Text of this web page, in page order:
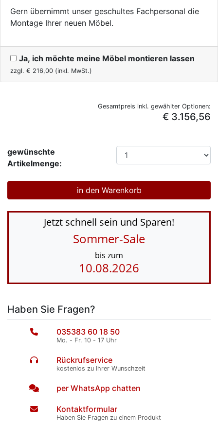
Gern übernimmt unser geschultes Fachpersonal die
Montage Ihrer neuen Möbel.
Ja, ich möchte meine Möbel montieren lassen
zzgl. € 216,00 (inkl. MwSt.)
Gesamtpreis inkl. gewählter Optionen:
€ 3.156,56
gewünschte
Artikelmenge:
Jetzt schnell sein und Sparen!
Sommer-Sale
bis zum
10.08.2026
Haben Sie Fragen?
035383 60 18 50
Mo. - Fr. 10 - 17 Uhr
Rückrufservice
kostenlos zu Ihrer Wunschzeit
per WhatsApp chatten
Kontaktformular
Haben Sie Fragen zu einem Produkt